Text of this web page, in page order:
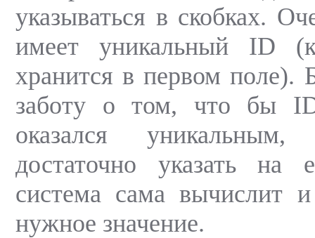
указываться в скобках.
имеет уникальный ID
хранится в первом поле).
заботу о том, что бы ID
оказался
достаточно указать
система сама вычислит и
нужное значение.